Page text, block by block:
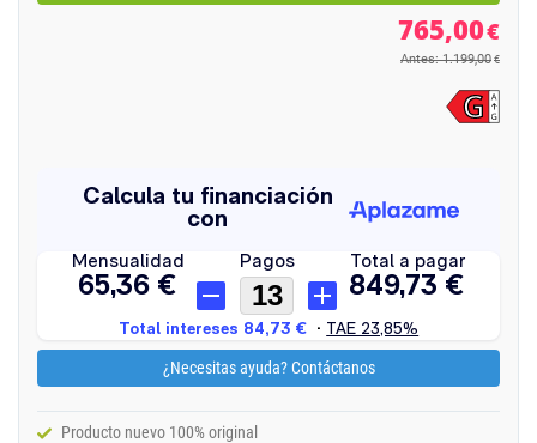
765,00€
Antes: 1.199,00 €
¿Necesitas ayuda? Contáctanos
Producto nuevo 100% original